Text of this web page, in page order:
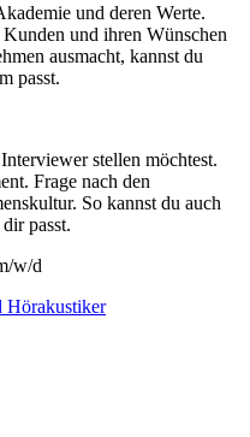
und deren Werte.
Kunden und ihren Wünschen
ausmacht, kannst du
passt.
stellen möchtest.
Frage nach den
So kannst du auch
passt.
w/d
Hörakustiker